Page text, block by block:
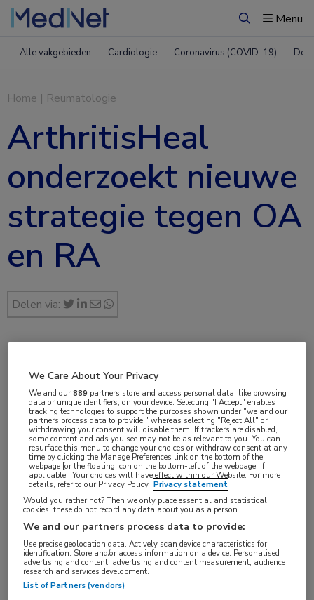
ZoekenMenu
Alle vakgebieden Cardiologie Coronavirus (COVID-19)
Home | Reumatologie
ArthritisHeal
onderzoekt nieuwe
strategie tegen OA
en RA
Delen via:
Vakgebieden:
Reumatologie
Aandachtsgebieden:
Reumatoïde artritis
We Care About Your Privacy
We and our889 partners store and access personal data, like browsing
data or unique identifiers, on your device. Selecting "I Accept" enables
tracking technologies to support the purposes shown under "we and our
partners process data to provide," whereas selecting "Reject All" or
withdrawing your consent will disable them. If trackers are disabled,
some content and ads you see may not be as relevant to you. You can
resurface this menu to change your choices or withdraw consent at any
time by clicking the Manage Preferences link on the bottom of the
webpage [or the floating icon on the bottom-left of the webpage, if
applicable]. Your choices will have effect within our Website. For more
details, refer to our Privacy Policy. Privacy statement
Would you rather not? Then we only place essential and statistical
cookies, these do not record any data about you as a person
We and our partners process data to provide:
Use precise geolocation data. Actively scan device characteristics for
identification. Store and/or access information on a device. Personalised
advertising and content, advertising and content measurement, audience
research and services development.
List of Partners (vendors)